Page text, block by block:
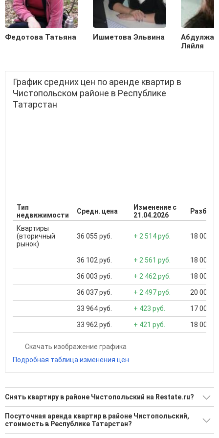
Федотова Татьяна Ишметова Эльвина
Ляйля
График средних цен по аренде квартир в
Чистопольском районе в Республике
Татарстан
Тип
недвижимости
Средн. цена
Изменение с
21.04.2026
Квартиры
(вторичный
рынок)
36 055 руб. + 2 514 руб. 18 000
36 102 руб. + 2 561 руб. 18 000
36 003 руб. + 2 462 руб. 18 000
36 037 руб. + 2 497 руб. 20 000
33 964 руб. + 423 руб. 17 000
33 962 руб. + 421 руб. 18 000
Скачать изображение графика
Подробная таблица изменения цен
Снять квартиру в районе Чистопольский на Restate.ru?
Поможем Снять квартиру в районе Чистопольский?
1 актуальное и проверенное объявление
Посуточная аренда квартир в районе Чистопольский,
стоимость в Республике Татарстан?